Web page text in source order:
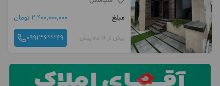
مبلغ
2,400,000,000 تومان
بیش از 12 ماه پیش 099136***49